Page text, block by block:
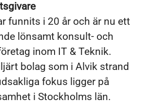
funnits i 20 år och är nu ett
lönsamt konsult- och
inom IT & Teknik.
bolag som i Alvik strand
fokus ligger på
i Stockholms län.